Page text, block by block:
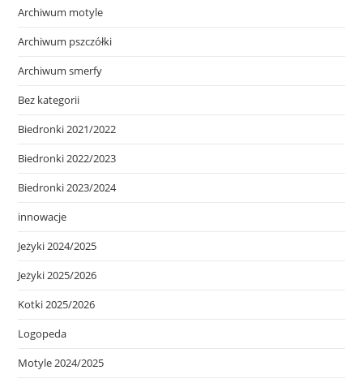
Archiwum motyle
Archiwum pszczółki
Archiwum smerfy
Bez kategorii
Biedronki 2021/2022
Biedronki 2022/2023
Biedronki 2023/2024
innowacje
Jeżyki 2024/2025
Jeżyki 2025/2026
Kotki 2025/2026
Logopeda
Motyle 2024/2025